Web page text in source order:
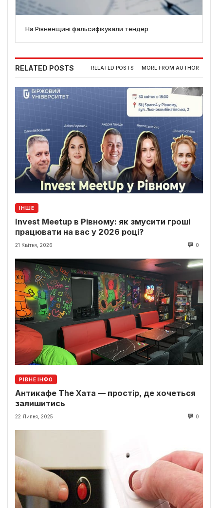
На Рівненщині фальсифікували тендер
RELATED POSTS RELATED POSTS MORE FROM AUTHOR
ІНШЕ
Invest Meetup в Рівному: як змусити гроші
працювати на вас у 2026 році?
21 Квітня, 2026 0
РІВНЕ ІНФО
Антикафе The Хата — простір, де хочеться
залишитись
22 Липня, 2025 0